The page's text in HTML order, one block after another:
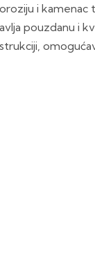
i kamenac
pouzdanu i